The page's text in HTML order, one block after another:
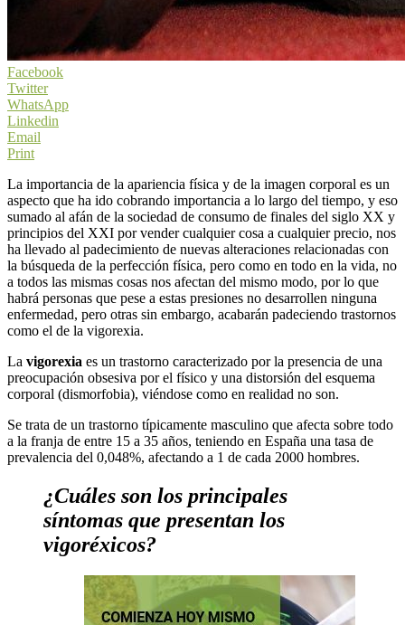
Facebook
Twitter
WhatsApp
Linkedin
Email
Print
La importancia de la apariencia física y de la imagen corporal es un
aspecto que ha ido cobrando importancia a lo largo del tiempo, y eso
sumado al afán de la sociedad de consumo de finales del siglo XX y
principios del XXI por vender cualquier cosa a cualquier precio, nos
ha llevado al padecimiento de nuevas alteraciones relacionadas con
la búsqueda de la perfección física, pero como en todo en la vida, no
a todos las mismas cosas nos afectan del mismo modo, por lo que
habrá personas que pese a estas presiones no desarrollen ninguna
enfermedad, pero otras sin embargo, acabarán padeciendo trastornos
como el de la vigorexia.
La vigorexia es un trastorno caracterizado por la presencia de una
preocupación obsesiva por el físico y una distorsión del esquema
corporal (dismorfobia), viéndose como en realidad no son.
Se trata de un trastorno típicamente masculino que afecta sobre todo
a la franja de entre 15 a 35 años, teniendo en España una tasa de
prevalencia del 0,048%, afectando a 1 de cada 2000 hombres.
¿Cuáles son los principales
síntomas que presentan los
vigoréxicos?